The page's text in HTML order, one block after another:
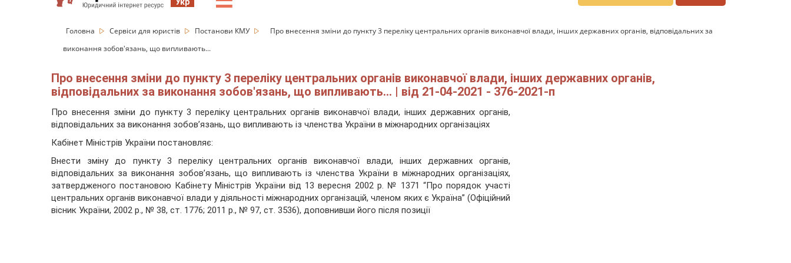
Головна Сервіси для юристів Постанови КМУ
Про внесення зміни до пункту 3 переліку центральних органів виконавчої влади, інших державних органів, відповідальних за
виконання зобов'язань, що випливають...
Про внесення зміни до пункту 3 переліку центральних органів виконавчої влади, інших державних органів,
відповідальних за виконання зобов'язань, що випливають... | від 21-04-2021 - 376-2021-п
Про внесення зміни до пункту 3 переліку центральних органів виконавчої влади, інших державних органів,
відповідальних за виконання зобов’язань, що випливають із членства України в міжнародних організаціях
Кабінет Міністрів України постановляє:
Внести зміну до пункту 3 переліку центральних органів виконавчої влади, інших державних органів,
відповідальних за виконання зобов’язань, що випливають із членства України в міжнародних організаціях,
затвердженого постановою Кабінету Міністрів України від 13 вересня 2002 р. № 1371 “Про порядок участі
центральних органів виконавчої влади у діяльності міжнародних організацій, членом яких є Україна” (Офіційний
вісник України, 2002 р., № 38, ст. 1776; 2011 р., № 97, ст. 3536), доповнивши його після позиції